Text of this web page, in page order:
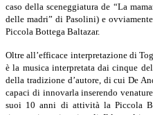
caso della sceneggia­tura de “La
delle madri” di Pasolini) e
Piccola Bottega Baltazar.
Oltre all’efficace interpretazione di
è la musica interpretata dai cinque
della tradizione d’autore, di cui De
capaci di innovarla inserendo
suoi 10 anni di attività la Piccola